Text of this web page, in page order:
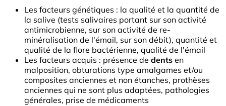
Les facteurs génétiques : la qualité et la quantité de
la salive (tests salivaires portant sur son activité
antimicrobienne, sur son activité de re-
minéralisation de l'émail, sur son débit), quantité et
qualité de la flore bactérienne, qualité de l'émail
Les facteurs acquis : présence de dents en
malposition, obturations type amalgames et/ou
composites anciennes et non étanches, prothèses
anciennes qui ne sont plus adaptées, pathologies
générales, prise de médicaments